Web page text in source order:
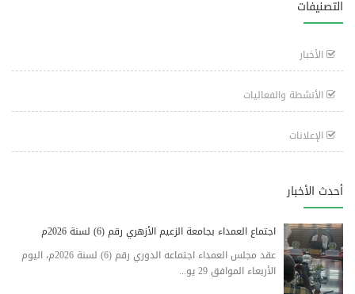
التصنيفات
الأخبار
الأنشطة والفعاليات
الإعلانات
أحدث الأخبار
اجتماع العمداء بجامعة الزعيم الأزهري رقم (6) لسنة 2026م
عقد مجلس العمداء اجتماعه الدوري رقم (6) لسنة 2026م، اليوم
الأربعاء الموافق 29 يو...